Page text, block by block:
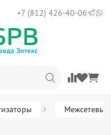
+7 (812) 426-40-06